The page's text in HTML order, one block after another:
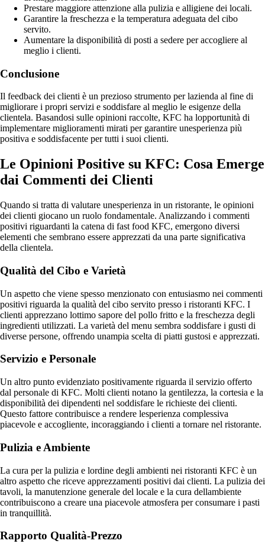
Prestare maggiore attenzione alla pulizia e alligiene dei locali.
Garantire la freschezza e la temperatura adeguata del cibo
servito.
Aumentare la disponibilità di posti a sedere per accogliere al
meglio i clienti.
Conclusione
Il feedback dei clienti è un prezioso strumento per lazienda al fine di
migliorare i propri servizi e soddisfare al meglio le esigenze della
clientela. Basandosi sulle opinioni raccolte, KFC ha lopportunità di
implementare miglioramenti mirati per garantire unesperienza più
positiva e soddisfacente per tutti i suoi clienti.
Le Opinioni Positive su KFC: Cosa Emerge
dai Commenti dei Clienti
Quando si tratta di valutare unesperienza in un ristorante, le opinioni
dei clienti giocano un ruolo fondamentale. Analizzando i commenti
positivi riguardanti la catena di fast food KFC, emergono diversi
elementi che sembrano essere apprezzati da una parte significativa
della clientela.
Qualità del Cibo e Varietà
Un aspetto che viene spesso menzionato con entusiasmo nei commenti
positivi riguarda la qualità del cibo servito presso i ristoranti KFC. I
clienti apprezzano lottimo sapore del pollo fritto e la freschezza degli
ingredienti utilizzati. La varietà del menu sembra soddisfare i gusti di
diverse persone, offrendo unampia scelta di piatti gustosi e apprezzati.
Servizio e Personale
Un altro punto evidenziato positivamente riguarda il servizio offerto
dal personale di KFC. Molti clienti notano la gentilezza, la cortesia e la
disponibilità dei dipendenti nel soddisfare le richieste dei clienti.
Questo fattore contribuisce a rendere lesperienza complessiva
piacevole e accogliente, incoraggiando i clienti a tornare nel ristorante.
Pulizia e Ambiente
La cura per la pulizia e lordine degli ambienti nei ristoranti KFC è un
altro aspetto che riceve apprezzamenti positivi dai clienti. La pulizia dei
tavoli, la manutenzione generale del locale e la cura dellambiente
contribuiscono a creare una piacevole atmosfera per consumare i pasti
in tranquillità.
Rapporto Qualità-Prezzo